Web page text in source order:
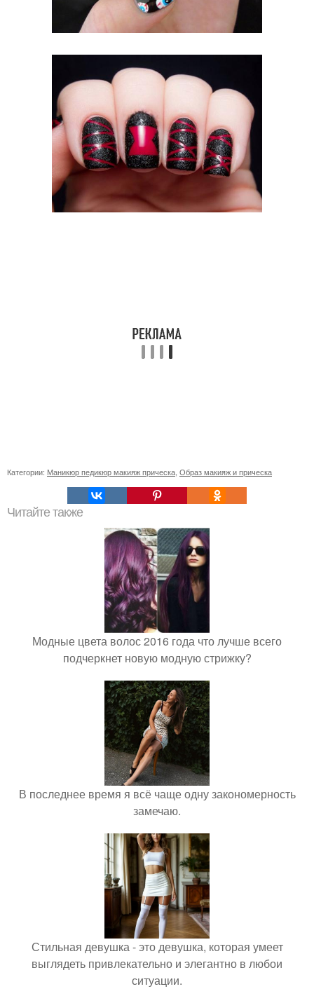
Категории: Маникюр педикюр макияж прическа, Образ макияж и прическа
Читайте также
Модные цвета волос 2016 года что лучше всего
подчеркнет новую модную стрижку?
В последнее время я всё чаще одну закономерность
замечаю.
Стильная девушка - это девушка, которая умеет
выглядеть привлекательно и элегантно в любои
ситуации.